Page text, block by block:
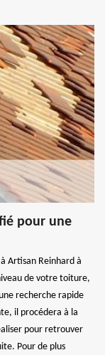
pour une
Artisan Reinhard à
de votre toiture,
recherche rapide
il procédera à la
pour retrouver
Pour de plus